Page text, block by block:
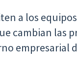
a los
cambian las
empresarial